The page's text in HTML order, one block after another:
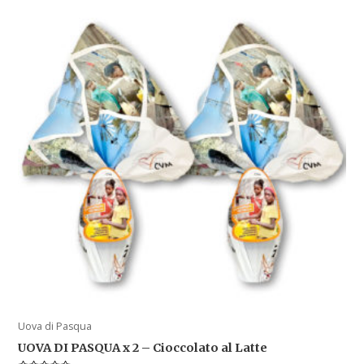
Uova di Pasqua
UOVA DI PASQUA x 2 – Cioccolato al Latte